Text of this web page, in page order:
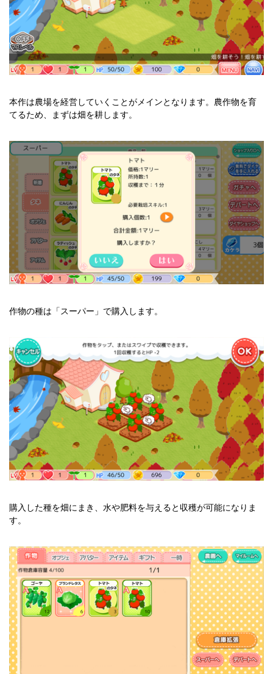
本作は農場を経営していくことがメインとなります。農作物を育
てるため、まずは畑を耕します。
作物の種は「スーパー」で購入します。
購入した種を畑にまき、水や肥料を与えると収穫が可能になりま
す。